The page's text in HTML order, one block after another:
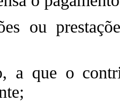
ou
a que o